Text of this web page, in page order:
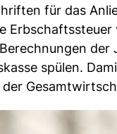
für das
spülen.